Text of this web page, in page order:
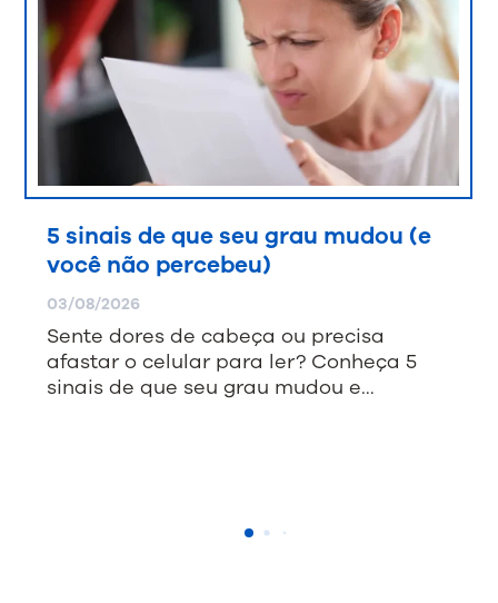
5 sinais de que seu grau mudou (e
você não percebeu)
03/08/2026
Sente dores de cabeça ou precisa
afastar o celular para ler? Conheça 5
sinais de que seu grau mudou e…